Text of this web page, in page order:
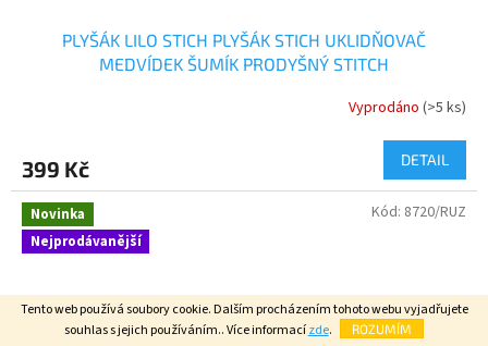
Tento web používá soubory cookie. Dalším procházením tohoto webu vyjadřujete
souhlas s jejich používáním.. Více informacízde. ROZUMÍM
PLYŠÁK LILO STICH PLYŠÁK STICH UKLIDŇOVAČ
MEDVÍDEK ŠUMÍK PRODYŠNÝ STITCH
Vyprodáno (>5 ks)
399 Kč DETAIL
Novinka
Nejprodávanější
Kód: 8720/RUZ